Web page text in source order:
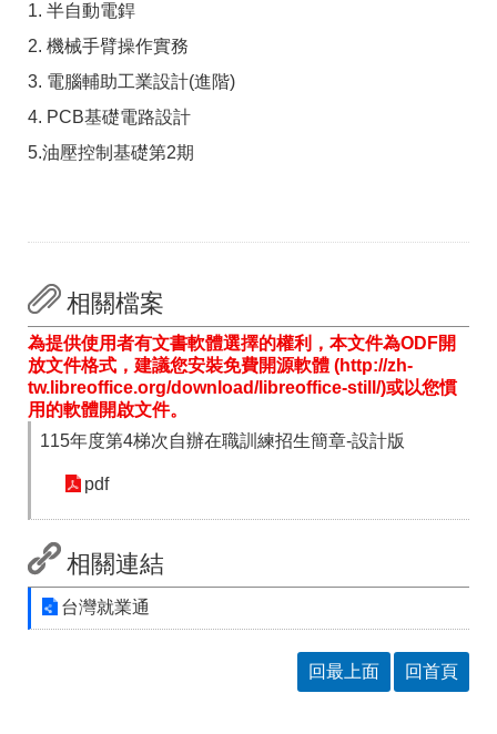
政
宣
聯
資
1. 半自動電銲
2. 機械手臂操作實務
3. 電腦輔助工業設計(進階)
4. PCB基礎電路設計
5.油壓控制基礎第2期
相關檔案
為提供使用者有文書軟體選擇的權利，本文件為ODF開
放文件格式，建議您安裝免費開源軟體 (http://zh-
tw.libreoffice.org/download/libreoffice-still/)或以您慣
用的軟體開啟文件。
115年度第4梯次自辦在職訓練招生簡章-設計版
pdf
相關連結
台灣就業通
回最上面 回首頁